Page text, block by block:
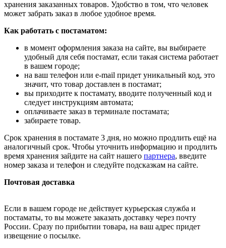
хранения заказанных товаров. Удобство в том, что человек
может забрать заказ в любое удобное время.
Как работать с постаматом:
в момент оформления заказа на сайте, вы выбираете
удобный для себя постамат, если такая система работает
в вашем городе;
на ваш телефон или e-mail придет уникальный код, это
значит, что товар доставлен в постамат;
вы приходите к постамату, вводите полученный код и
следует инструкциям автомата;
оплачиваете заказ в терминале постамата;
забираете товар.
Срок хранения в постамате 3 дня, но можно продлить ещё на
аналогичный срок. Чтобы уточнить информацию и продлить
время хранения зайдите на сайт нашего партнера, введите
номер заказа и телефон и следуйте подсказкам на сайте.
Почтовая доставка
Если в вашем городе не действует курьерская служба и
постаматы, то вы можете заказать доставку через почту
России. Сразу по прибытии товара, на ваш адрес придет
извещение о посылке.